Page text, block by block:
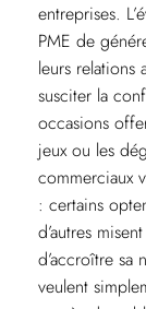
entreprises.
PME de
leurs relations
susciter la
occasions
jeux ou les
commerciaux
: certains
d’autres
d’accroître sa
veulent